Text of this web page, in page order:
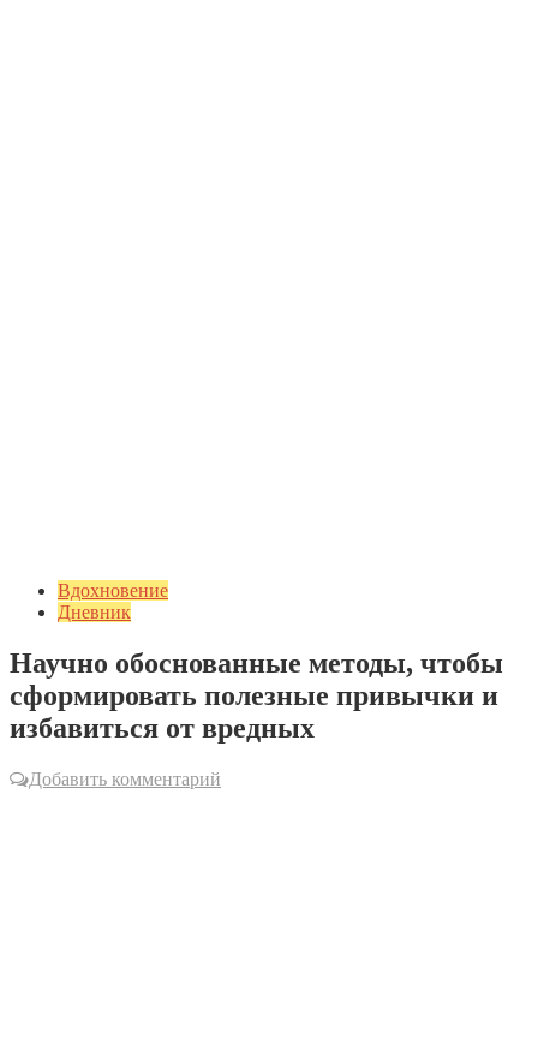
Вдохновение
Дневник
Научно обоснованные методы, чтобы
сформировать полезные привычки и
избавиться от вредных
Добавить комментарий